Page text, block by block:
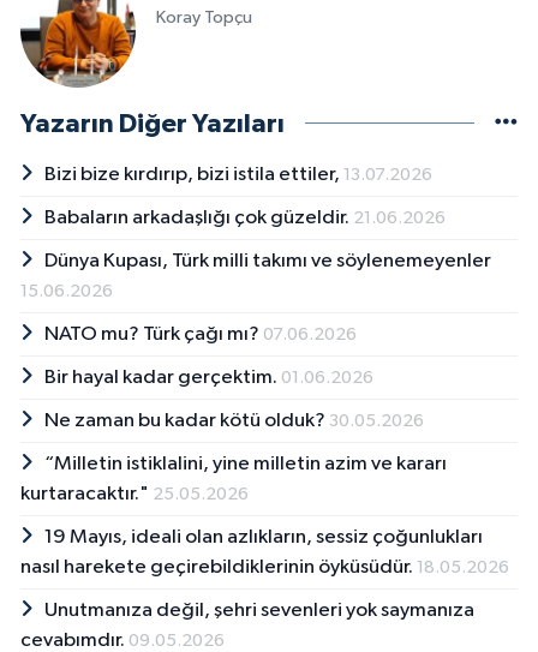
Koray Topçu
Yazarın Diğer Yazıları
Bizi bize kırdırıp, bizi istila ettiler, 13.07.2026
Babaların arkadaşlığı çok güzeldir. 21.06.2026
Dünya Kupası, Türk milli takımı ve söylenemeyenler
15.06.2026
NATO mu? Türk çağı mı? 07.06.2026
Bir hayal kadar gerçektim. 01.06.2026
Ne zaman bu kadar kötü olduk? 30.05.2026
“Milletin istiklalini, yine milletin azim ve kararı
kurtaracaktır." 25.05.2026
19 Mayıs, ideali olan azlıkların, sessiz çoğunlukları
nasıl harekete geçirebildiklerinin öyküsüdür. 18.05.2026
Unutmanıza değil, şehri sevenleri yok saymanıza
cevabımdır. 09.05.2026